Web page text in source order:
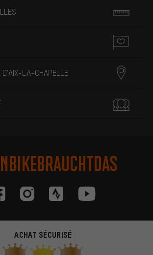
D'AIX-LA-CHAPELLE
ACHAT SÉCURISÉ